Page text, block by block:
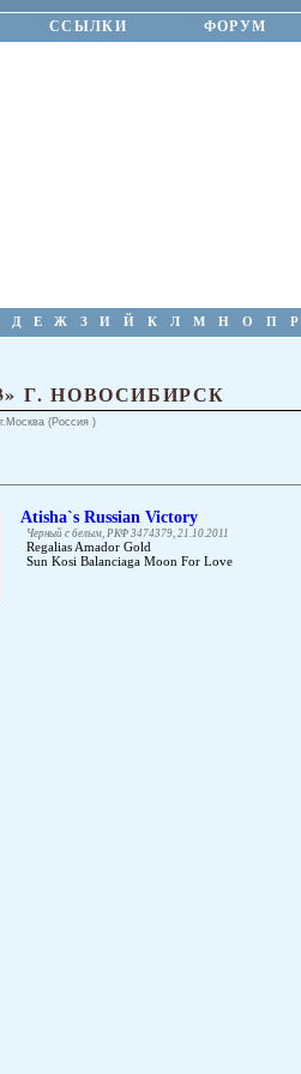
ССЫЛКИ ФОРУМ
Д Е Ж З И Й К Л М Н О П Р
Г. НОВОСИБИРСК
(Россия )
Atisha`s Russian Victory
Черный с белым, РКФ 3474379, 21.10.2011
Regalias Amador Gold
Sun Kosi Balanciaga Moon For Love